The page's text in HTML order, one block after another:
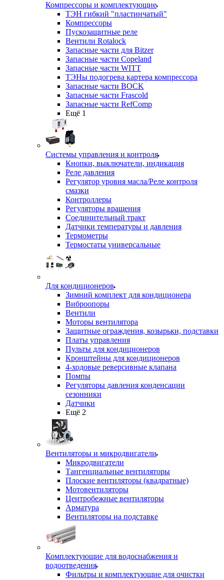
Компрессоры и комплектующие
ТЭН гибкий "пластинчатый"
Компрессоры
Пускозащитные реле
Вентили Rotalock
Запасные части для Bitzer
Запасные части Copeland
Запасные части WITT
ТЭНы подогрева картера компрессора
Запасные части BOCK
Запасные части Frascold
Запасные части RefComp
Ещё 1
Системы управления и контроля
Кнопки, выключатели, индикация
Реле давления
Регулятор уровня масла/Реле контроля
смазки
Контроллеры
Регуляторы вращения
Соединительный тракт
Датчики температуры и давления
Термометры
Термостаты универсальные
Для кондиционеров
Зимний комплект для кондиционера
Виброопоры
Вентили
Моторы вентилятора
Защитные ограждения, козырьки, подставки
Платы управления
Пульты для кондиционеров
Кронштейны для кондиционеров
4-ходовые реверсивные клапана
Помпы
Регуляторы давления конденсации
сезонники
Датчики
Ещё 2
Вентиляторы и микродвигатели
Микродвигатели
Тангенциальные вентиляторы
Плоские вентиляторы (квадратные)
Мотовентиляторы
Центробежные вентиляторы
Арматура
Вентиляторы на подставке
Комплектующие для водоснабжения и
водоотведения
Фильтры и комплектующие для очистки